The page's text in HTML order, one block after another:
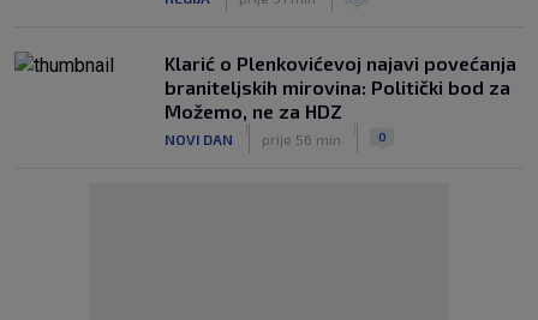
Klarić o Plenkovićevoj najavi povećanja
braniteljskih mirovina: Politički bod za
Možemo, ne za HDZ
NOVI DAN prije 56 min 0